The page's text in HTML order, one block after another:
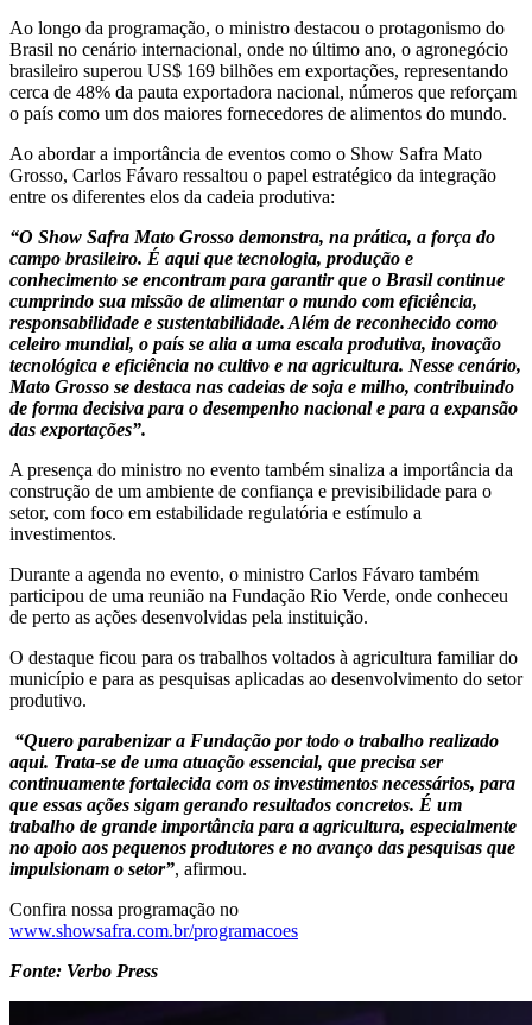
Ao longo da programação, o ministro destacou o protagonismo do
Brasil no cenário internacional, onde no último ano, o agronegócio
brasileiro superou US$ 169 bilhões em exportações, representando
cerca de 48% da pauta exportadora nacional, números que reforçam
o país como um dos maiores fornecedores de alimentos do mundo.
Ao abordar a importância de eventos como o Show Safra Mato
Grosso, Carlos Fávaro ressaltou o papel estratégico da integração
entre os diferentes elos da cadeia produtiva:
“O Show Safra Mato Grosso demonstra, na prática, a força do
campo brasileiro. É aqui que tecnologia, produção e
conhecimento se encontram para garantir que o Brasil continue
cumprindo sua missão de alimentar o mundo com eficiência,
responsabilidade e sustentabilidade. Além de reconhecido como
celeiro mundial, o país se alia a uma escala produtiva, inovação
tecnológica e eficiência no cultivo e na agricultura. Nesse cenário,
Mato Grosso se destaca nas cadeias de soja e milho, contribuindo
de forma decisiva para o desempenho nacional e para a expansão
das exportações”.
A presença do ministro no evento também sinaliza a importância da
construção de um ambiente de confiança e previsibilidade para o
setor, com foco em estabilidade regulatória e estímulo a
investimentos.
Durante a agenda no evento, o ministro Carlos Fávaro também
participou de uma reunião na Fundação Rio Verde, onde conheceu
de perto as ações desenvolvidas pela instituição.
O destaque ficou para os trabalhos voltados à agricultura familiar do
município e para as pesquisas aplicadas ao desenvolvimento do setor
produtivo.
“Quero parabenizar a Fundação por todo o trabalho realizado
aqui. Trata-se de uma atuação essencial, que precisa ser
continuamente fortalecida com os investimentos necessários, para
que essas ações sigam gerando resultados concretos. É um
trabalho de grande importância para a agricultura, especialmente
no apoio aos pequenos produtores e no avanço das pesquisas que
impulsionam o setor”, afirmou.
Confira nossa programação no
www.showsafra.com.br/programacoes
Fonte: Verbo Press